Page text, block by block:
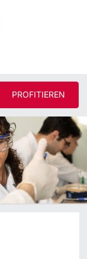
PROFITIEREN